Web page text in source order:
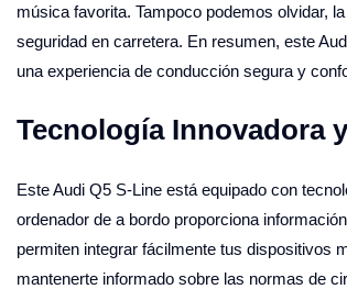
música favorita. Tampoco podemos olvidar,
seguridad en carretera. En resumen, este
una experiencia de conducción segura y
Tecnología Innovadora
Este Audi Q5 S-Line está equipado con
ordenador de a bordo proporciona
permiten integrar fácilmente tus dispositivos
mantenerte informado sobre las normas de